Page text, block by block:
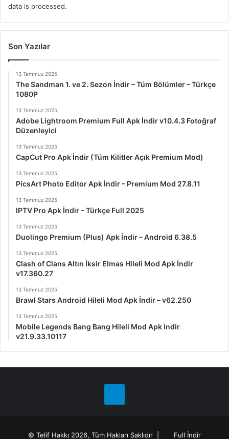
data is processed.
Son Yazılar
13 Temmuz 2025
The Sandman 1. ve 2. Sezon İndir – Tüm Bölümler – Türkçe
1080P
13 Temmuz 2025
Adobe Lightroom Premium Full Apk İndir v10.4.3 Fotoğraf
Düzenleyici
13 Temmuz 2025
CapCut Pro Apk İndir (Tüm Kilitler Açık Premium Mod)
13 Temmuz 2025
PicsArt Photo Editor Apk İndir – Premium Mod 27.8.11
13 Temmuz 2025
IPTV Pro Apk İndir – Türkçe Full 2025
13 Temmuz 2025
Duolingo Premium (Plus) Apk İndir – Android 6.38.5
13 Temmuz 2025
Clash of Clans Altın İksir Elmas Hileli Mod Apk İndir
v17.360.27
13 Temmuz 2025
Brawl Stars Android Hileli Mod Apk İndir – v62.250
13 Temmuz 2025
Mobile Legends Bang Bang Hileli Mod Apk indir
v21.9.33.10117
© Telif Hakkı 2026, Tüm Hakları Saklıdır | Full İndir